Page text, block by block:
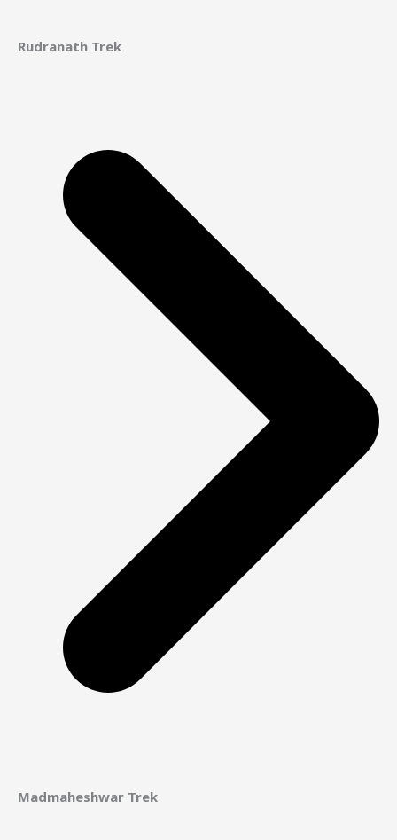
Rudranath Trek
Madmaheshwar Trek